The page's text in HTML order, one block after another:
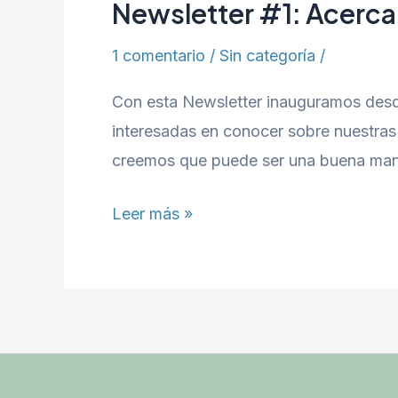
Newsletter #1:
1 comentario / Sin categoría /
Con esta Newsletter inauguramos
interesadas en conocer sobre
creemos que puede ser una buena
Newsletter
interseccionalidad
Leer más »